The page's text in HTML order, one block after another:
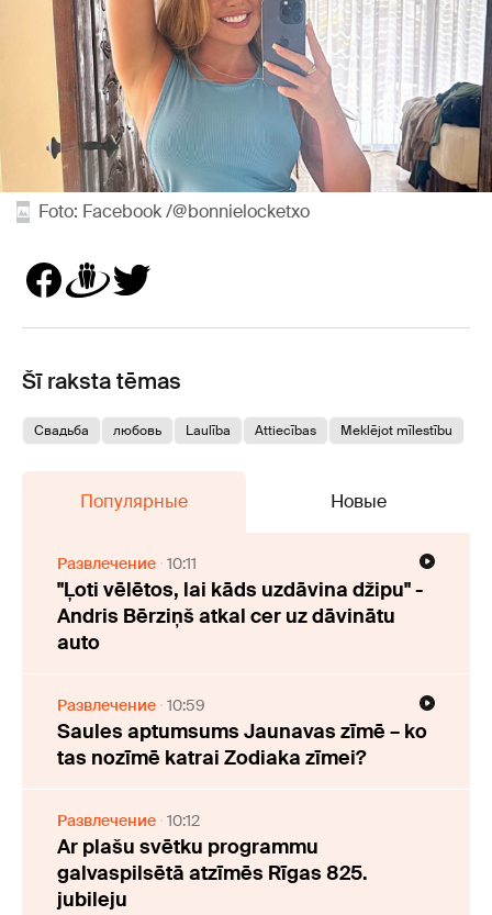
Foto: Facebook /@bonnielocketxo
Šī raksta tēmas
Свадьба любовь Laulība Attiecības Meklējot mīlestību
Популярные Новые
Развлечение 10:11
"Ļoti vēlētos, lai kāds uzdāvina džipu" -
Andris Bērziņš atkal cer uz dāvinātu
auto
Развлечение 10:59
Saules aptumsums Jaunavas zīmē – ko
tas nozīmē katrai Zodiaka zīmei?
Развлечение 10:12
Ar plašu svētku programmu
galvaspilsētā atzīmēs Rīgas 825.
jubileju